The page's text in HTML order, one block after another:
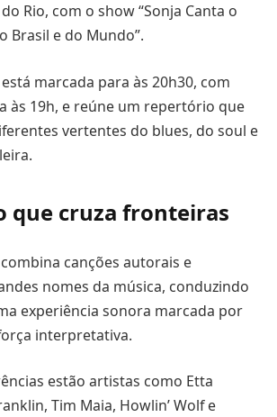
Rio, com o show “Sonja Canta o
Brasil e do Mundo”.
marcada para às 20h30, com
às 19h, e reúne um repertório que
vertentes do blues, do soul e
que cruza fronteiras
canções autorais e
nomes da música, conduzindo
experiência sonora marcada por
interpretativa.
estão artistas como Etta
Tim Maia, Howlin’ Wolf e